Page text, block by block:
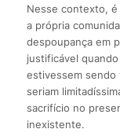
Nesse contexto,
a própria
despoupança em
justificável
estivessem
seriam
sacrifício no
inexistente.